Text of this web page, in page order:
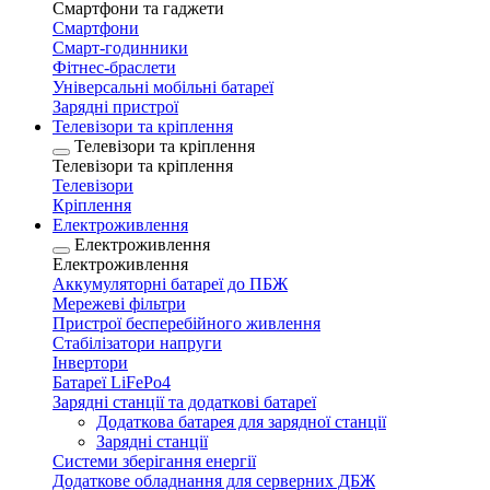
Смартфони та гаджети
Смартфони
Смарт-годинники
Фітнес-браслети
Універсальні мобільні батареї
Зарядні пристрої
Телевізори та кріплення
Телевізори та кріплення
Телевізори та кріплення
Телевізори
Кріплення
Електроживлення
Електроживлення
Електроживлення
Аккумуляторні батареї до ПБЖ
Мережеві фільтри
Пристрої бесперебійного живлення
Стабілізатори напруги
Інвертори
Батареї LiFePo4
Зарядні станції та додаткові батареї
Додаткова батарея для зарядної станції
Зарядні станції
Системи зберігання енергії
Додаткове обладнання для серверних ДБЖ